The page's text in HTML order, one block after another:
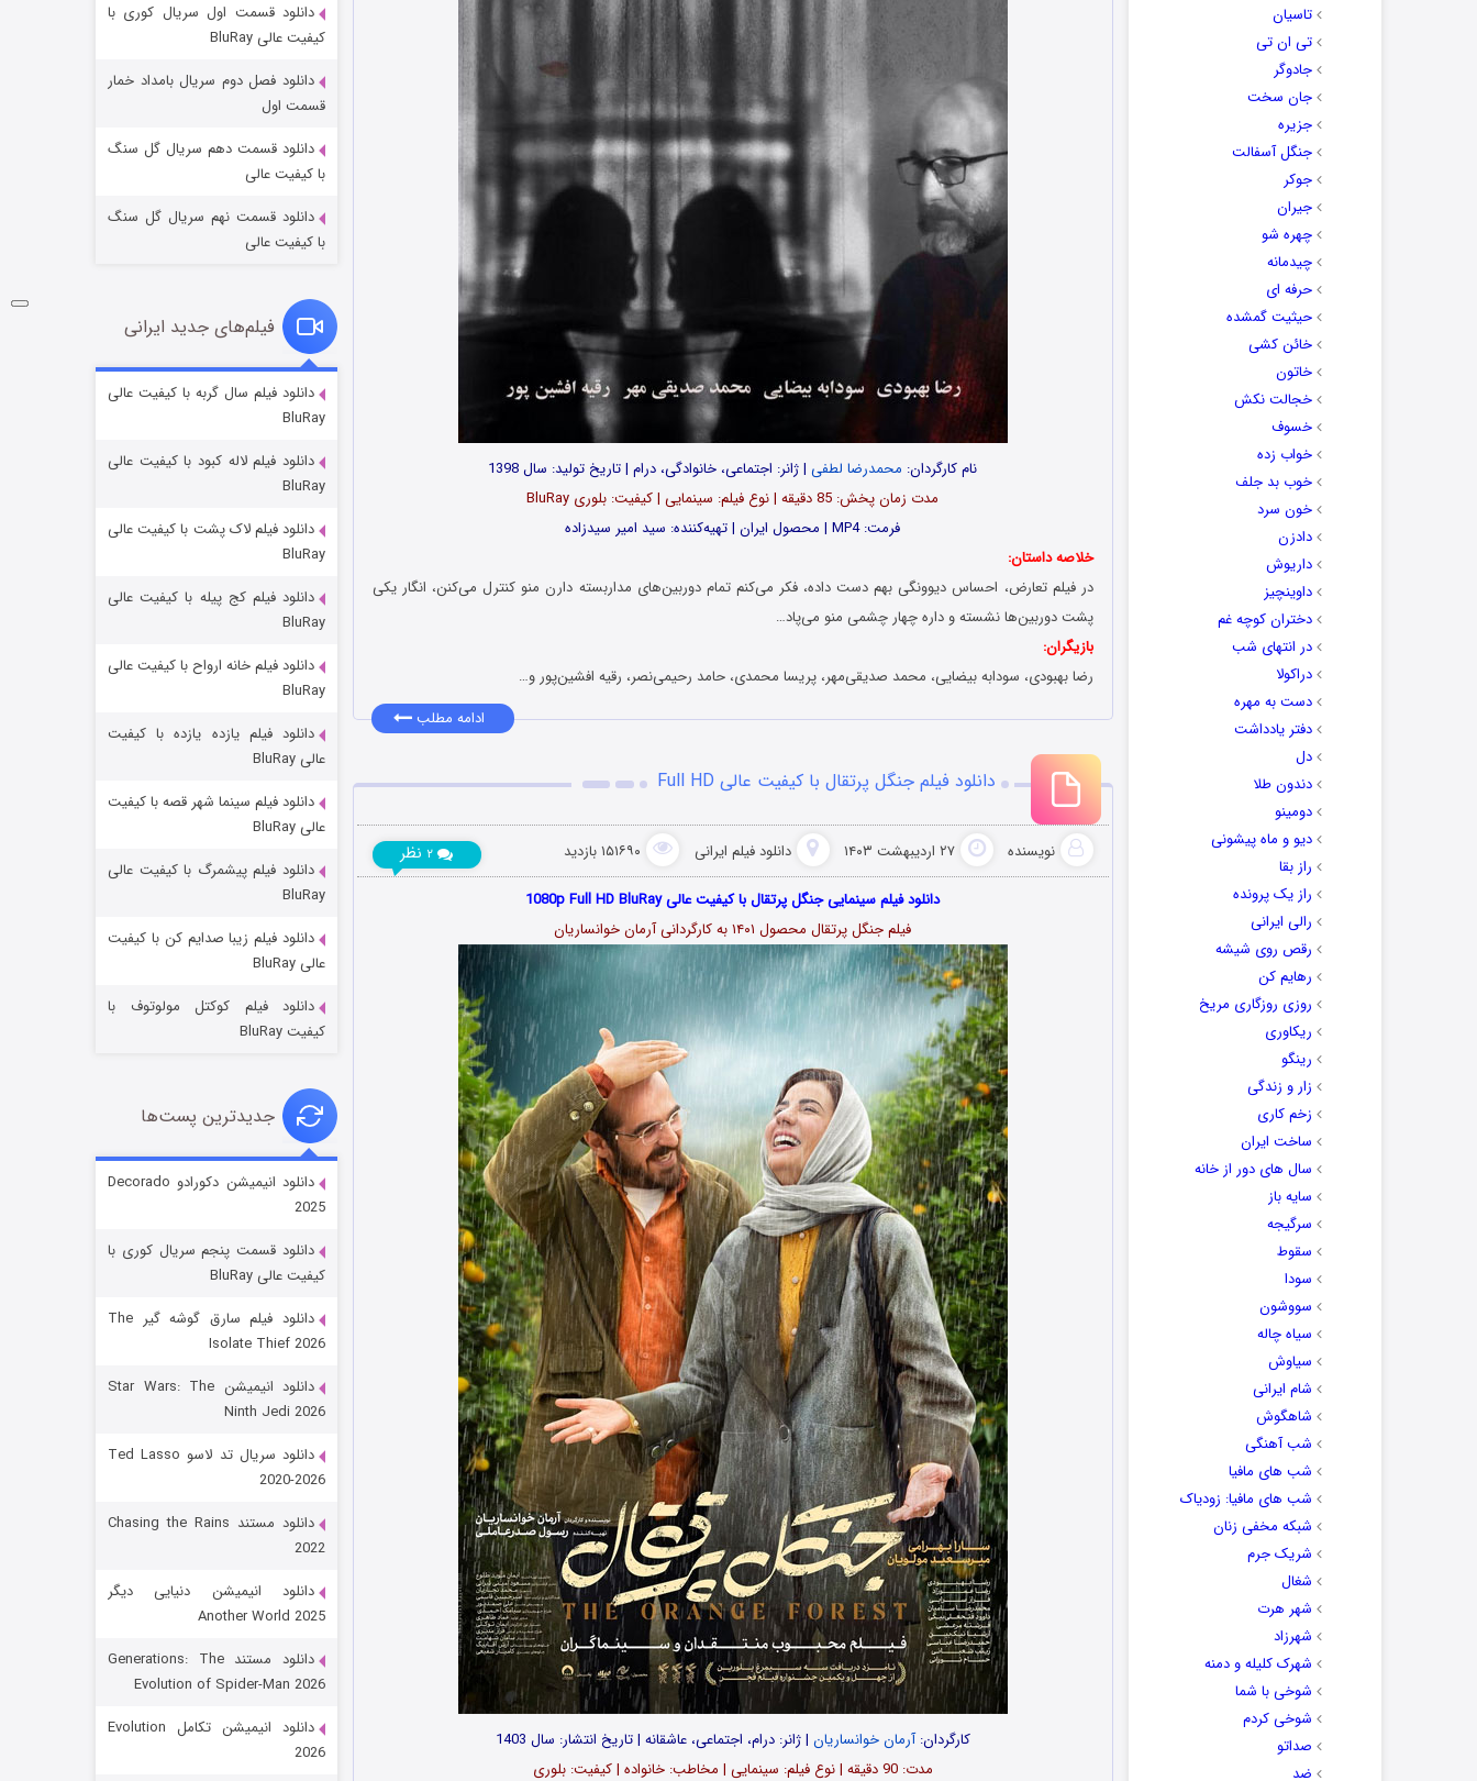
تاسیان
تی ان تی
جادوگر
جان سخت
جزیره
جنگل آسفالت
جوکر
جیران
چهره شو
چیدمانه
حرفه ای
حیثیت گمشده
خائن کشی
خاتون
خجالت نکش
خسوف
خواب زده
خوب بد جلف
خون سرد
دادزن
داریوش
داوینچیز
دختران کوچه غم
در انتهای شب
دراکولا
دست به مهره
دفتر یادداشت
دل
دندون طلا
دومینو
دیو و ماه پیشونی
راز بقا
راز یک پرونده
رالی ایرانی
رقص روی شیشه
رهایم کن
روزی روزگاری مریخ
ریکاوری
رینگو
زار و زندگی
زخم کاری
ساخت ایران
سال های دور از خانه
سایه باز
سرگیجه
سقوط
سودا
سووشون
سیاه چاله
سیاوش
شام ایرانی
شاهگوش
شب آهنگی
شب های مافیا
شب های مافیا: زودیاک
شبکه مخفی زنان
شریک جرم
شغال
شهر هرت
شهرزاد
شهرک کلیله و دمنه
شوخی با شما
شوخی کردم
صداتو
ضد
نام کارگردان: محمدرضا لطفی| ژانر: اجتماعی، خانوادگی، درام | تاریخ تولید: سال 1398
مدت‌‌ زمان پخش: 85 دقیقه | نوع فیلم: سینمایی | کیفیت: بلوری BluRay
فرمت: MP4 | محصول ایران | تهیه‎‌کننده: سید امیر سیدزاده
خلاصه داستان:
در فیلم تعارض، احساس دیوونگی بهم دست داده، فکر می‌کنم تمام دوربین‌های مداربسته دارن منو کنترل می‌کنن، انگار یکی
پشت دوربین‌ها نشسته و داره چهار چشمی منو می‌پاد…
بازیگران:
رضا بهبودی، سودابه بیضایی، محمد صدیقی‌مهر، پریسا محمدی، حامد رحیمی‌نصر، رقیه افشین‌پور و…
ادامه مطلب
دانلود فیلم جنگل پرتقال با کیفیت عالی Full HD
نویسنده ۲۷ اردیبهشت ۱۴۰۳ دانلود فیلم‌ ایرانی ۱۵۱۶۹۰ بازدید ۲ نظر
دانلود فیلم سینمایی جنگل پرتقال با کیفیت عالی 1080p Full HD BluRay
فیلم جنگل پرتقال محصول ۱۴۰۱ به کارگردانی آرمان خوانساریان
کارگردان:آرمان خوانساریان | ژانر: درام، اجتماعی، عاشقانه | تاریخ انتشار: سال 1403
مدت‌‌: 90 دقیقه | نوع فیلم: سینمایی | مخاطب: خانواده | کیفیت: بلوری
شکست استوارت در نجات جهان
قسمت ۷ (زیرنویس) منتشر شد
شوگر فصل ۲
قسمت
خاندان اژدها فصل ۳
جادوگری در مغولستان
قسمت ۶ (زیرنویس)
رویایی برای تو
قسمت
دانلود قسمت اول سریال کوری با
کیفیت عالی BluRay
دانلود فصل دوم سریال بامداد خمار
قسمت اول
دانلود قسمت دهم سریال گل سنگ
با کیفیت عالی
دانلود قسمت نهم سریال گل سنگ
با کیفیت عالی
فیلم‌های جدید ایرانی
دانلود فیلم سال گربه با کیفیت عالی
BluRay
دانلود فیلم لاله کبود با کیفیت عالی
BluRay
دانلود فیلم لاک پشت با کیفیت عالی
BluRay
دانلود فیلم کج‌ پیله با کیفیت عالی
BluRay
دانلود فیلم خانه ارواح با کیفیت عالی
BluRay
دانلود فیلم یازده یازده با کیفیت
عالی BluRay
دانلود فیلم سینما شهر قصه با کیفیت
عالی BluRay
دانلود فیلم پیشمرگ با کیفیت عالی
BluRay
دانلود فیلم زیبا صدایم کن با کیفیت
عالی BluRay
دانلود فیلم کوکتل مولوتوف با
کیفیت BluRay
جدیدترین پست‌ها
دانلود انیمیشن دکورادو Decorado
2025
دانلود قسمت پنجم سریال کوری با
کیفیت عالی BluRay
دانلود فیلم سارق گوشه گیر The
Isolate Thief 2026
دانلود انیمیشن Star Wars: The
Ninth Jedi 2026
دانلود سریال تد لاسو Ted Lasso
2020-2026
دانلود مستند Chasing the Rains
2022
دانلود انیمیشن دنیایی دیگر
Another World 2025
دانلود مستند Generations: The
Evolution of Spider-Man 2026
دانلود انیمیشن تکامل Evolution
2026